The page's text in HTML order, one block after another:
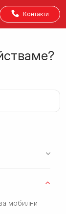
Контакти
мобилни